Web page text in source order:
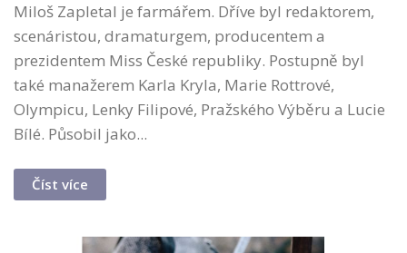
Miloš Zapletal je farmářem. Dříve byl redaktorem,
scenáristou, dramaturgem, producentem a
prezidentem Miss České republiky. Postupně byl
také manažerem Karla Kryla, Marie Rottrové,
Olympicu, Lenky Filipové, Pražského Výběru a Lucie
Bílé. Působil jako...
Číst více